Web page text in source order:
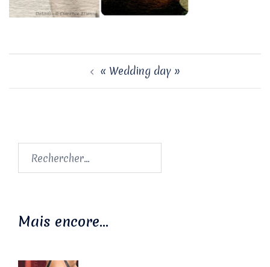
« Wedding day »
Rechercher :
Mais encore…